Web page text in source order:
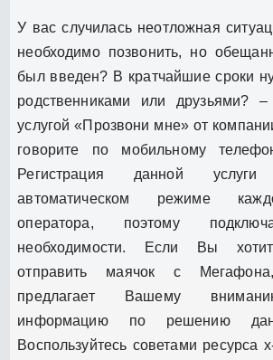
У вас случилась неотложная
необходимо позвонить, но
был введен? В кратчайшие сроки
родственниками или друзьями? –
услугой «Прозвони мне» от
говорите по мобильному
Регистрация данной
автоматическом режиме
оператора, поэтому
необходимости. Если Вы
отправить маячок с
предлагает Вашему
информацию по решению
Воспользуйтесь советами ресурса